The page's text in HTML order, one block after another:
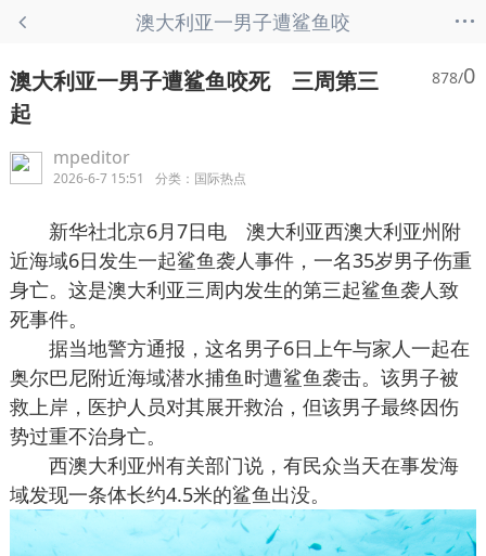
澳大利亚一男子遭鲨鱼咬
...
澳大利亚一男子遭鲨鱼咬死 三周第三
起
878/0
mpeditor
2026-6-7 15:51 分类： 国际热点
新华社北京6月7日电 澳大利亚西澳大利亚州附
近海域6日发生一起鲨鱼袭人事件，一名35岁男子伤重
身亡。这是澳大利亚三周内发生的第三起鲨鱼袭人致
死事件。
据当地警方通报，这名男子6日上午与家人一起在
奥尔巴尼附近海域潜水捕鱼时遭鲨鱼袭击。该男子被
救上岸，医护人员对其展开救治，但该男子最终因伤
势过重不治身亡。
西澳大利亚州有关部门说，有民众当天在事发海
域发现一条体长约4.5米的鲨鱼出没。